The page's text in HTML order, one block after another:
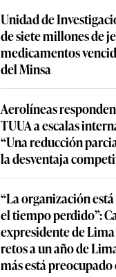
Unidad de
de siete millones de
medicamentos
del Minsa
Aerolíneas
TUUA a escalas
“Una reducción
la desventaja
“La organización
el tiempo perdido”:
expresidente de Lima
retos a un año de
más está